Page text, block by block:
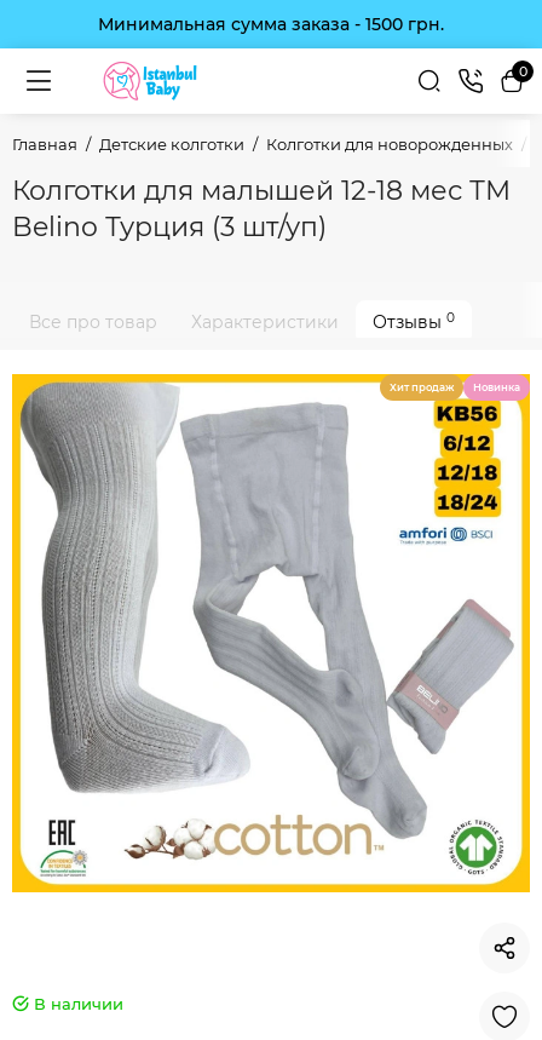
Минимальная сумма заказа - 1500 грн.
0
Главная Детские колготки Колготки для новорожденных
Колготки для малышей 12-18 мес ТМ
Belino Турция (3 шт/уп)
Все про товар Характеристики Отзывы 0
Хит продаж Новинка
В наличии